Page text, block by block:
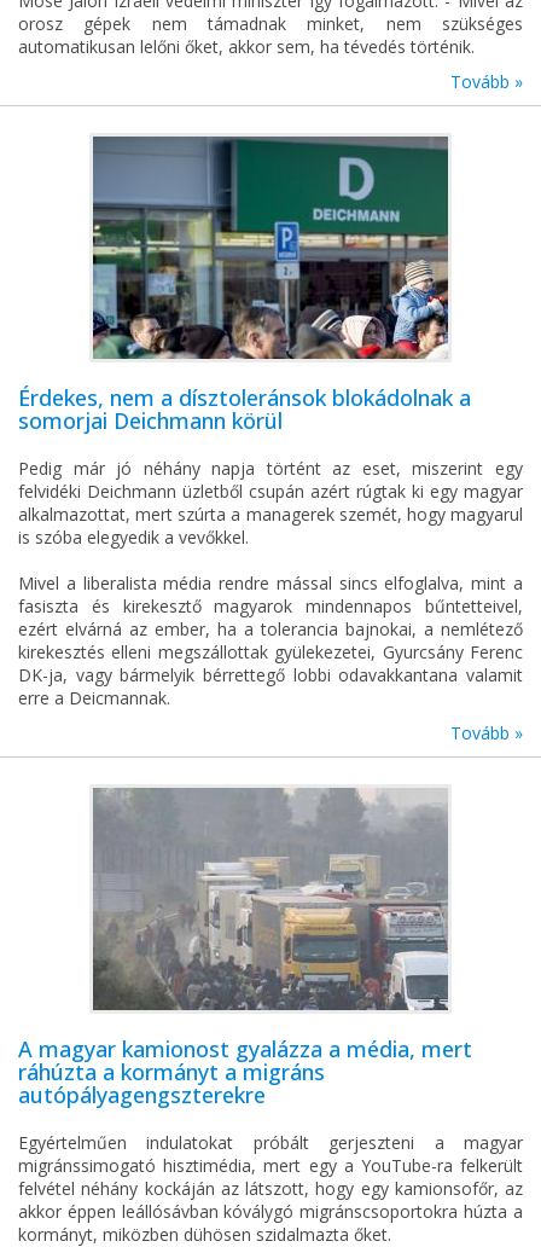
orosz gépek nem támadnak minket, nem szükséges
automatikusan lelőni őket, akkor sem, ha tévedés történik.
Tovább »
Érdekes, nem a dísztoleránsok blokádolnak a
somorjai Deichmann körül
Pedig már jó néhány napja történt az eset, miszerint egy
felvidéki Deichmann üzletből csupán azért rúgtak ki egy magyar
alkalmazottat, mert szúrta a managerek szemét, hogy magyarul
is szóba elegyedik a vevőkkel.
Mivel a liberalista média rendre mással sincs elfoglalva, mint a
fasiszta és kirekesztő magyarok mindennapos bűntetteivel,
ezért elvárná az ember, ha a tolerancia bajnokai, a nemlétező
kirekesztés elleni megszállottak gyülekezetei, Gyurcsány Ferenc
DK-ja, vagy bármelyik bérrettegő lobbi odavakkantana valamit
erre a Deicmannak.
Tovább »
A magyar kamionost gyalázza a média, mert
ráhúzta a kormányt a migráns
autópályagengszterekre
Egyértelműen indulatokat próbált gerjeszteni a magyar
migránssimogató hisztimédia, mert egy a YouTube-ra felkerült
felvétel néhány kockáján az látszott, hogy egy kamionsofőr, az
akkor éppen leállósávban kóválygó migránscsoportokra húzta a
kormányt, miközben dühösen szidalmazta őket.